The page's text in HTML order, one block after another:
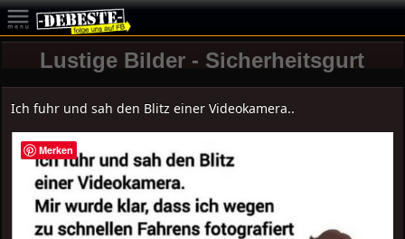
Lustige Bilder - Sicherheitsgurt
Ich fuhr und sah den Blitz einer Videokamera..
Merken